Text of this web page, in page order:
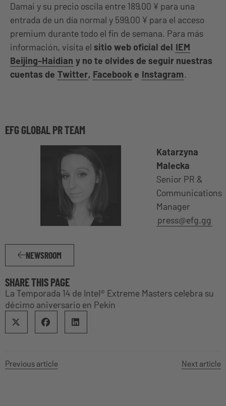
Damai y su precio oscila entre 189,00 ¥ para una
entrada de un día normal y 599,00 ¥ para el acceso
premium durante todo el fin de semana. Para más
información, visita el sitio web oficial del IEM
Beijing-Haidian y no te olvides de seguir nuestras
cuentas de Twitter, Facebook e Instagram.
EFG GLOBAL PR TEAM
Katarzyna
Malecka
Senior PR &
Communications
Manager
press@efg.gg
NEWSROOM
SHARE THIS PAGE
La Temporada 14 de Intel® Extreme Masters celebra su
décimo aniversario en Pekín
Previous article Next article